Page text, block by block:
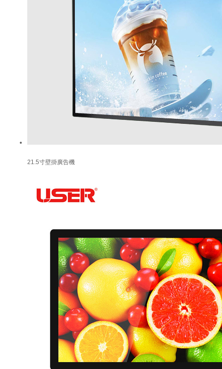
21.5寸壁掛廣告機